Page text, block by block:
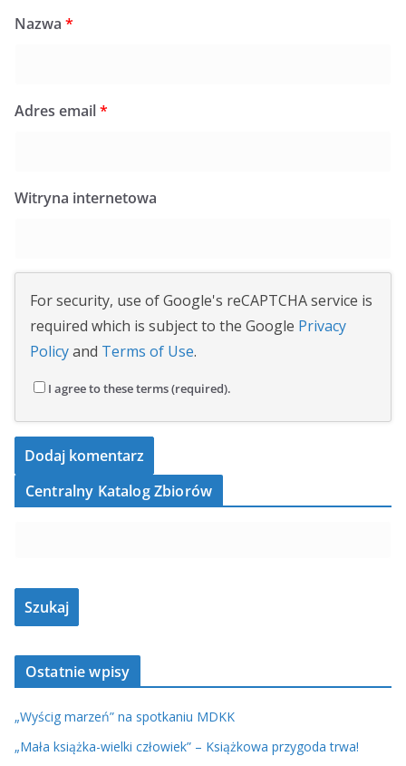
Nazwa *
Adres email*
Witryna internetowa
For security, use of Google's reCAPTCHA service is
required which is subject to the Google Privacy
Policyand Terms of Use.
I agree to these terms (required).
Centralny Katalog Zbiorów
Ostatnie wpisy
„Wyścig marzeń” na spotkaniu MDKK
„Mała książka-wielki człowiek” – Książkowa przygoda trwa!